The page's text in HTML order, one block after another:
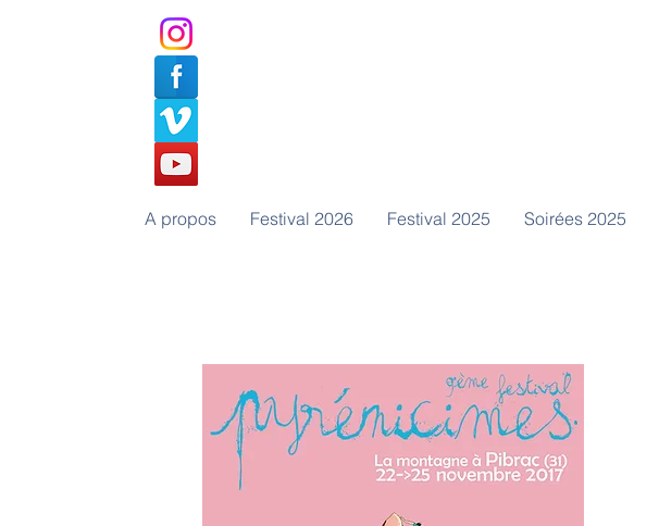
A propos Festival 2026 Festival 2025 Soirées 2025